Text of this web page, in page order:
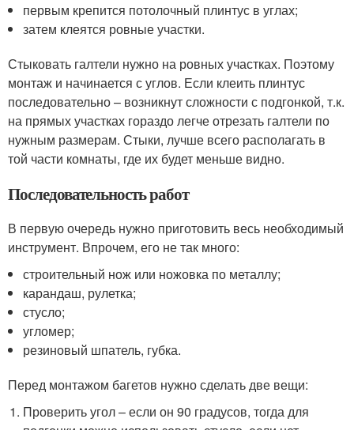
первым крепится потолочный плинтус в углах;
затем клеятся ровные участки.
Стыковать галтели нужно на ровных участках. Поэтому
монтаж и начинается с углов. Если клеить плинтус
последовательно – возникнут сложности с подгонкой, т.к.
на прямых участках гораздо легче отрезать галтели по
нужным размерам. Стыки, лучше всего располагать в
той части комнаты, где их будет меньше видно.
Последовательность работ
В первую очередь нужно приготовить весь необходимый
инструмент. Впрочем, его не так много:
строительный нож или ножовка по металлу;
карандаш, рулетка;
стусло;
угломер;
резиновый шпатель, губка.
Перед монтажом багетов нужно сделать две вещи:
Проверить угол – если он 90 градусов, тогда для